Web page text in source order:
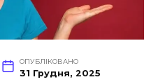
ОПУБЛІКОВАНО
31 Грудня, 2025